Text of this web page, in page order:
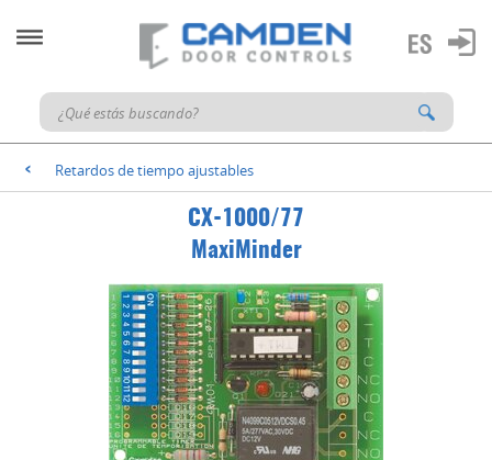
< Retardos de tiempo ajustables
CX-1000/77
MaxiMinder